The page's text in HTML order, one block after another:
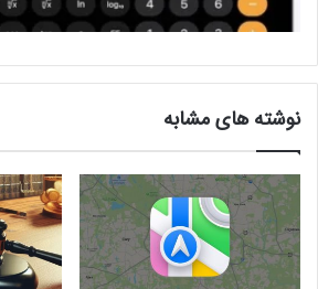
مرتب‌کردن و کنار هم
این ویژگی آشنا برای بسیاری از ما همان
گرفتن آن دست کشید. هم‌اکنون در مک
پنجره‌ها در هر گوشه نمایشگر، فضایی از
به‌آن‌ها اختصاص داده و پنجره‌های بعدی
براساس فضای باقی‌مانده از صفحه در کنار
بتوانید همه‌ی آن‌ها را بدون همپوشانی
مشاهده کنید.
نوشته های مشابه